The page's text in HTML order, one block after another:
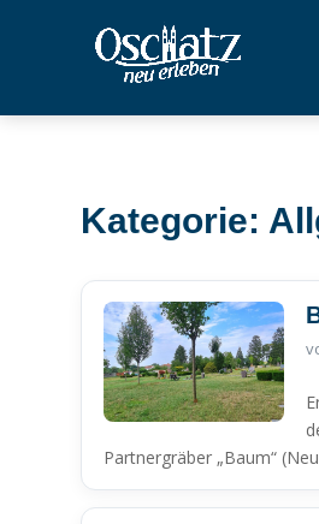
Kategorie:
Partnergräber „Baum“